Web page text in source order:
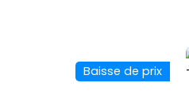
Baisse de prix